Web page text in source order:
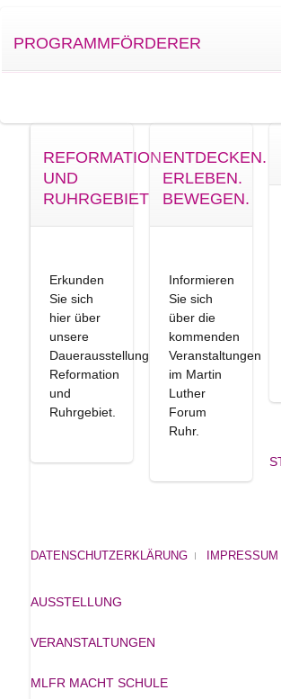
PROGRAMMFÖRDERER
REFORMATION
UND
RUHRGEBIET
Erkunden
Sie sich
hier über
unsere
Dauerausstellung
Reformation
und
Ruhrgebiet.
ENTDECKEN.
ERLEBEN.
BEWEGEN.
Informieren
Sie sich
über die
kommenden
Veranstaltungen
im Martin
Luther
Forum
Ruhr.
DATENSCHUTZERKLÄRUNG IMPRESSUM
AUSSTELLUNG
VERANSTALTUNGEN
MLFR MACHT SCHULE